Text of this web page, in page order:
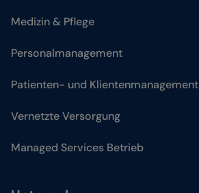
Medizin & Pflege
Personalmanagement
Patienten- und Klientenmanagement
Vernetzte Versorgung
Managed Services Betrieb